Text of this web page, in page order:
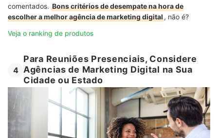
comentados. Bons critérios de desempate na hora de
escolher a melhor agência de marketing digital, não é?
Veja o ranking de produtos
4
Para Reuniões Presenciais, Considere
Agências de Marketing Digital na Sua
Cidade ou Estado